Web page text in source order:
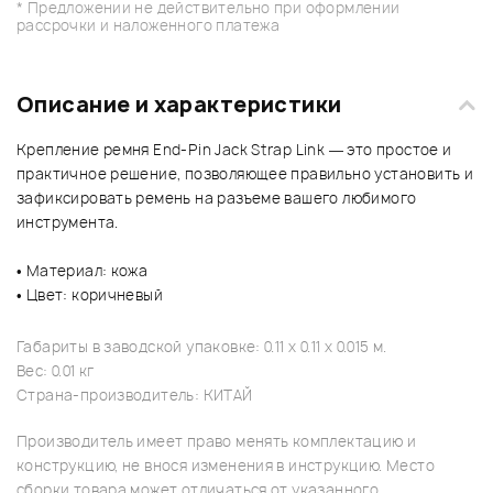
* Предложении не действительно при оформлении
рассрочки и наложенного платежа
Описание и характеристики
Крепление ремня End-Pin Jack Strap Link — это простое и
практичное решение, позволяющее правильно установить и
зафиксировать ремень на разъеме вашего любимого
инструмента.
• Материал: кожа
• Цвет: коричневый
Габариты в заводской упаковке: 0.11 x 0.11 x 0.015 м.
Вес: 0.01 кг
Страна-производитель: КИТАЙ
Производитель имеет право менять комплектацию и
конструкцию, не внося изменения в инструкцию. Место